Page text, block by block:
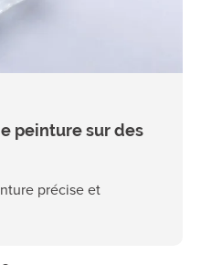
peinture sur des
précise et